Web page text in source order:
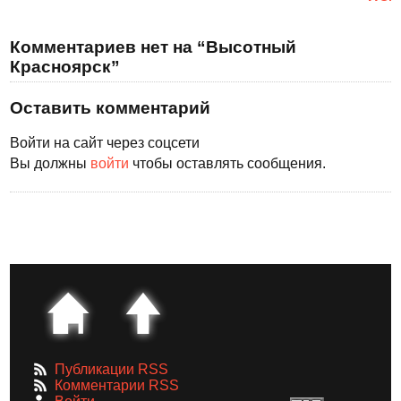
Комментариев нет на “Высотный
Красноярск”
Оставить комментарий
Войти на сайт через соцсети
Вы должны войти чтобы оставлять сообщения.
Публикации RSS
Комментарии RSS